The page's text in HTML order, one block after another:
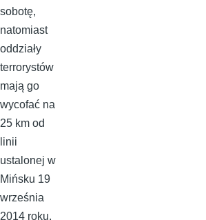
sobotę,
natomiast
oddziały
terrorystów
mają go
wycofać na
25 km od
linii
ustalonej w
Mińsku 19
września
2014 roku.